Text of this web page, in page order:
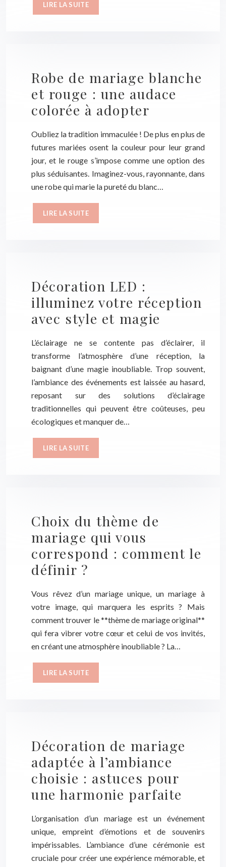
LIRE LA SUITE
Robe de mariage blanche
et rouge : une audace
colorée à adopter
Oubliez la tradition immaculée ! De plus en plus de
futures mariées osent la couleur pour leur grand
jour, et le rouge s’impose comme une option des
plus séduisantes. Imaginez-vous, rayonnante, dans
une robe qui marie la pureté du blanc…
LIRE LA SUITE
Décoration LED :
illuminez votre réception
avec style et magie
L’éclairage ne se contente pas d’éclairer, il
transforme l’atmosphère d’une réception, la
baignant d’une magie inoubliable. Trop souvent,
l’ambiance des événements est laissée au hasard,
reposant sur des solutions d’éclairage
traditionnelles qui peuvent être coûteuses, peu
écologiques et manquer de…
LIRE LA SUITE
Choix du thème de
mariage qui vous
correspond : comment le
définir ?
Vous rêvez d’un mariage unique, un mariage à
votre image, qui marquera les esprits ? Mais
comment trouver le **thème de mariage original**
qui fera vibrer votre cœur et celui de vos invités,
en créant une atmosphère inoubliable ? La…
LIRE LA SUITE
Décoration de mariage
adaptée à l’ambiance
choisie : astuces pour
une harmonie parfaite
L’organisation d’un mariage est un événement
unique, empreint d’émotions et de souvenirs
impérissables. L’ambiance d’une cérémonie est
cruciale pour créer une expérience mémorable, et